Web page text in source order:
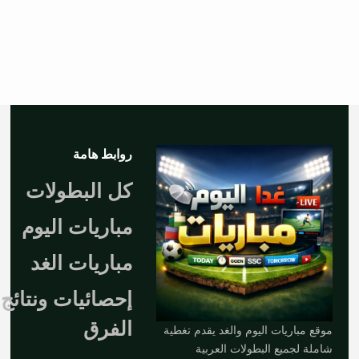
موقع مباريات اليوم والغد يقدم تغطية
شاملة لجميع البطولات العربية
روابط هامة
كل البطولات
مباريات اليوم
مباريات الغد
إحصائيات ونتائج
الفرق